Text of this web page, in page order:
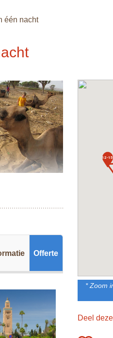
één nacht
El Fna
liggen. Beklim
groot speelfort.
de grote
je zult veel
Offerte
12-15
* Zoom
Deel